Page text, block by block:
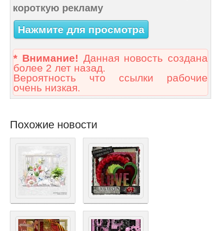
короткую рекламу
Нажмите для просмотра
* Внимание! Данная новость создана
более 2 лет назад.
Вероятность что ссылки рабочие
очень низкая.
Похожие новости